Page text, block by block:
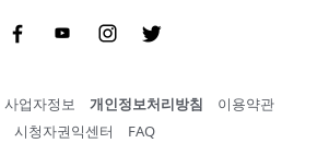
FacebookYoutubeInstgram Twitter
사업자정보 개인정보처리방침
이용약관
시청자권익센터
FAQ